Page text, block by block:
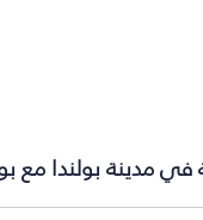
في مدينة بولندا مع